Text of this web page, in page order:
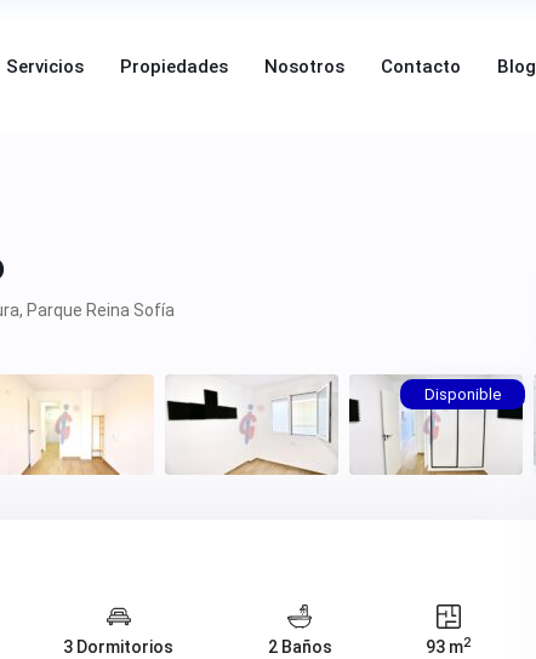
Servicios Propiedades Nosotros Contacto Blog
, Parque Reina Sofía
Disponible
3 Dormitorios 2 Baños 93 m2